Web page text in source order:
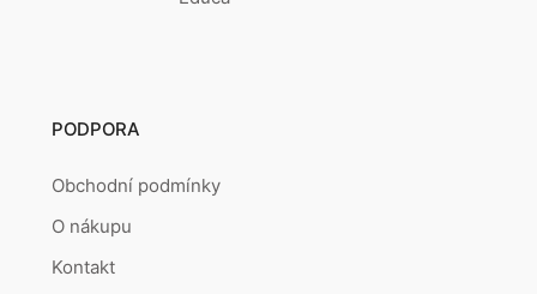
PODPORA
Obchodní podmínky
O nákupu
Kontakt